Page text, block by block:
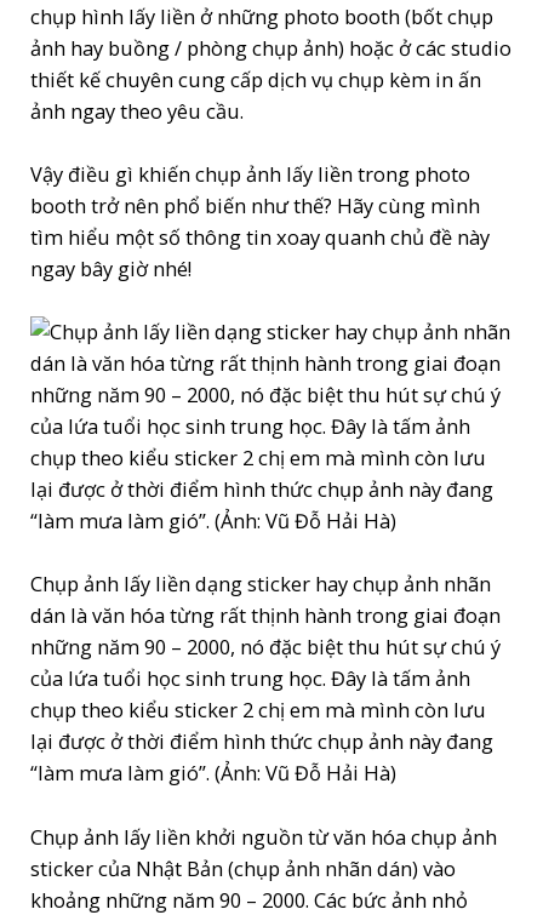
chụp hình lấy liền ở những photo booth (bốt chụp
ảnh hay buồng / phòng chụp ảnh) hoặc ở các studio
thiết kế chuyên cung cấp dịch vụ chụp kèm in ấn
ảnh ngay theo yêu cầu.
Vậy điều gì khiến chụp ảnh lấy liền trong photo
booth trở nên phổ biến như thế? Hãy cùng mình
tìm hiểu một số thông tin xoay quanh chủ đề này
ngay bây giờ nhé!
Chụp ảnh lấy liền dạng sticker hay chụp ảnh nhãn
dán là văn hóa từng rất thịnh hành trong giai đoạn
những năm 90 – 2000, nó đặc biệt thu hút sự chú ý
của lứa tuổi học sinh trung học. Đây là tấm ảnh
chụp theo kiểu sticker 2 chị em mà mình còn lưu
lại được ở thời điểm hình thức chụp ảnh này đang
“làm mưa làm gió”. (Ảnh: Vũ Đỗ Hải Hà)
Chụp ảnh lấy liền khởi nguồn từ văn hóa chụp ảnh
sticker của Nhật Bản (chụp ảnh nhãn dán) vào
khoảng những năm 90 – 2000. Các bức ảnh nhỏ